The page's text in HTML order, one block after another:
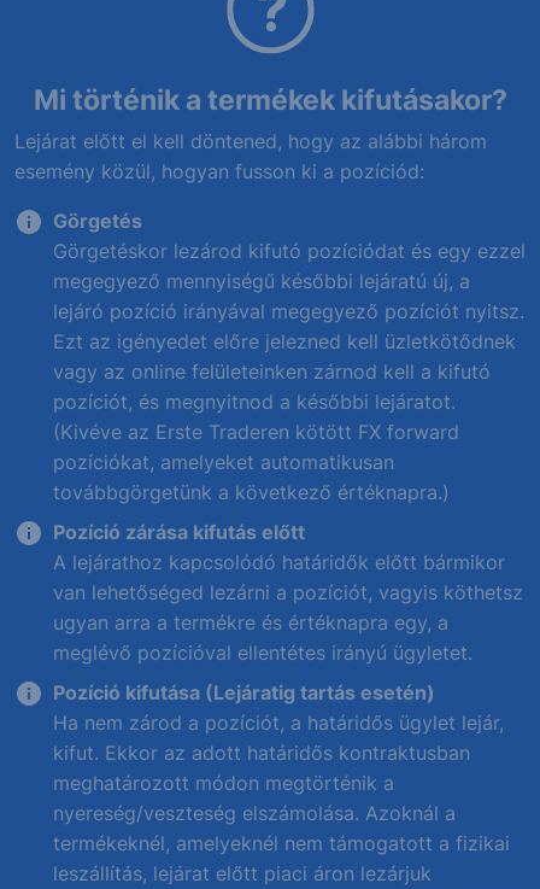
Mi történik a termékek kifutásakor?
Lejárat előtt el kell döntened, hogy az alábbi három
esemény közül, hogyan fusson ki a pozíciód:
Görgetés
Görgetéskor lezárod kifutó pozíciódat és egy ezzel
megegyező mennyiségű későbbi lejáratú új, a
lejáró pozíció irányával megegyező pozíciót nyitsz.
Ezt az igényedet előre jelezned kell üzletkötődnek
vagy az online felületeinken zárnod kell a kifutó
pozíciót, és megnyitnod a későbbi lejáratot.
(Kivéve az Erste Traderen kötött FX forward
pozíciókat, amelyeket automatikusan
továbbgörgetünk a következő értéknapra.)
Pozíció zárása kifutás előtt
A lejárathoz kapcsolódó határidők előtt bármikor
van lehetőséged lezárni a pozíciót, vagyis köthetsz
ugyan arra a termékre és értéknapra egy, a
meglévő pozícióval ellentétes irányú ügyletet.
Pozíció kifutása (Lejáratig tartás esetén)
Ha nem zárod a pozíciót, a határidős ügylet lejár,
kifut. Ekkor az adott határidős kontraktusban
meghatározott módon megtörténik a
nyereség/veszteség elszámolása. Azoknál a
termékeknél, amelyeknél nem támogatott a fizikai
leszállítás, lejárat előtt piaci áron lezárjuk